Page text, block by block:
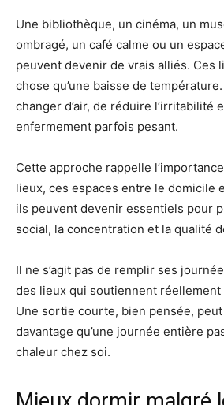
Une bibliothèque, un cinéma, un
ombragé, un café calme ou un
peuvent devenir de vrais alliés. Ces
chose qu’une baisse de
changer d’air, de réduire l’irritabilité
enfermement parfois pesant.
Cette approche rappelle
lieux, ces espaces entre le domicile
ils peuvent devenir essentiels pour
social, la concentration et la qualité
Il ne s’agit pas de remplir ses
des lieux qui soutiennent réellement
Une sortie courte, bien pensée,
davantage qu’une journée entière
chaleur chez soi.